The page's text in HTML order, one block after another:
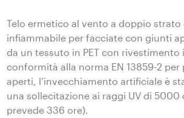
Telo ermetico al vento a doppio
infiammabile per facciate con giunti
da un tessuto in PET con rivestimento
conformità alla norma EN 13859-2
aperti, l’invecchiamento artificiale è
una sollecitazione ai raggi UV di 5000
prevede 336 ore).